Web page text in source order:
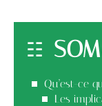
Qu’est-ce
Les